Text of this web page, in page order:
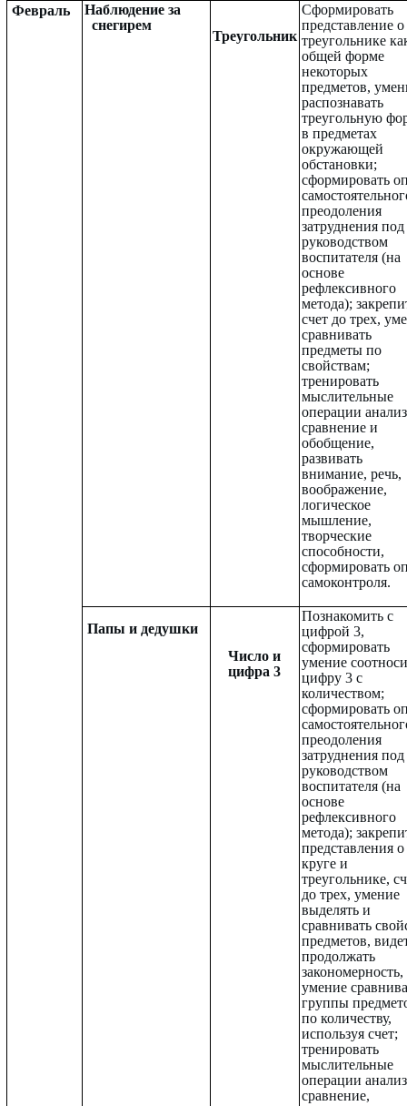
Февраль
Наблюдение за
снегирем
Треугольник
Сформировать
представление о
треугольнике
общей форме
некоторых
предметов,
распознавать
треугольную
в предметах
окружающей
обстановки;
сформировать
преодоления
затруднения под
руководством
воспитателя (на
основе
рефлексивного
метода);
счет до трех,
сравнивать
предметы по
свойствам;
тренировать
мыслительные
операции
сравнение и
обобщение,
развивать
внимание, речь,
воображение,
логическое
мышление,
творческие
способности,
сформировать
самоконтроля.
Папы и дедушки
Число и
цифра 3
Познакомить с
цифрой 3,
сформировать
умение
цифру 3 с
количеством;
сформировать
преодоления
затруднения под
руководством
воспитателя (на
основе
рефлексивного
метода);
представления о
круге и
треугольнике,
до трех, умение
выделять и
сравнивать
предметов,
продолжать
закономерность,
умение
группы
по количеству,
используя счет;
тренировать
мыслительные
операции
сравнение,